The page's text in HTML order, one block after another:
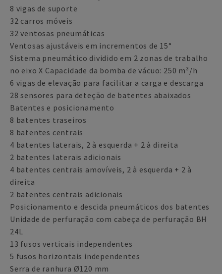
8 vigas de suporte
32 carros móveis
32 ventosas pneumáticas
Ventosas ajustáveis em incrementos de 15°
Sistema pneumático dividido em 2 zonas de trabalho
no eixo X Capacidade da bomba de vácuo: 250 m³/h
6 vigas de elevação para facilitar a carga e descarga
28 sensores para deteção de batentes abaixados
Batentes e posicionamento
8 batentes traseiros
8 batentes centrais
4 batentes laterais, 2 à esquerda + 2 à direita
2 batentes laterais adicionais
4 batentes centrais amovíveis, 2 à esquerda + 2 à
direita
2 batentes centrais adicionais
Posicionamento e descida pneumáticos dos batentes
Unidade de perfuração com cabeça de perfuração BH
24L
13 fusos verticais independentes
5 fusos horizontais independentes
Serra de ranhura Ø120 mm